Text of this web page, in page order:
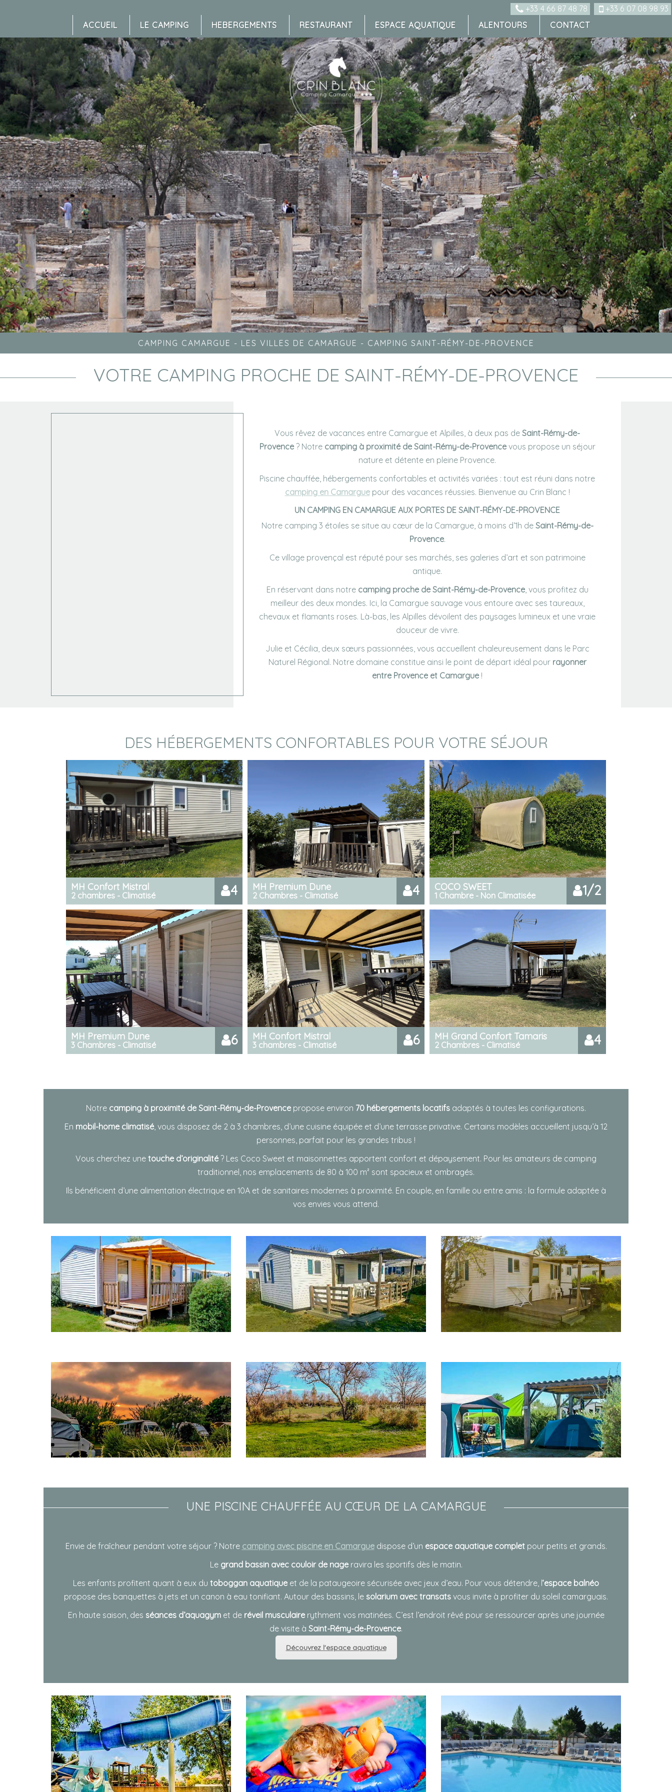
+33 4 66 87 48 78
+33 6 07 08 98 93
ACCUEIL
LE CAMPING HEBERGEMENTS RESTAURANT ESPACE AQUATIQUE ALENTOURS CONTACT
CAMPING CAMARGUE - LES VILLES DE CAMARGUE - CAMPING SAINT-RÉMY-DE-PROVENCE
VOTRE CAMPING PROCHE DE SAINT-RÉMY-DE-PROVENCE
Vous rêvez de vacances entre Camargue et Alpilles, à deux pas de Saint-Rémy-de-
Provence? Notre camping à proximité de Saint-Rémy-de-Provencevous propose un séjour
nature et détente en pleine Provence.
Piscine chauffée, hébergements confortables et activités variées : tout est réuni dans notre
camping en Camarguepour des vacances réussies. Bienvenue au Crin Blanc !
UN CAMPING EN CAMARGUE AUX PORTES DE SAINT-RÉMY-DE-PROVENCE
Notre camping 3 étoiles se situe au cœur de la Camargue, à moins d’1h de Saint-Rémy-de-
Provence.
Ce village provençal est réputé pour ses marchés, ses galeries d’art et son patrimoine
antique.
En réservant dans notre camping proche de Saint-Rémy-de-Provence, vous profitez du
meilleur des deux mondes. Ici, la Camargue sauvage vous entoure avec ses taureaux,
chevaux et flamants roses. Là-bas, les Alpilles dévoilent des paysages lumineux et une vraie
douceur de vivre.
Julie et Cécilia, deux sœurs passionnées, vous accueillent chaleureusement dans le Parc
Naturel Régional. Notre domaine constitue ainsi le point de départ idéal pour rayonner
entre Provence et Camargue !
DES HÉBERGEMENTS CONFORTABLES POUR VOTRE SÉJOUR
MH Confort Mistral
2 chambres - Climatisé 4 MH Premium Dune
2 Chambres - Climatisé 4 COCO SWEET
1 Chambre - Non Climatisée 1/2
MH Premium Dune
3 Chambres - Climatisé 6 MH Confort Mistral
3 chambres - Climatisé 6 MH Grand Confort Tamaris
2 Chambres - Climatisé 4
Notre camping à proximité de Saint-Rémy-de-Provence propose environ 70 hébergements locatifs adaptés à toutes les configurations.
En mobil-home climatisé , vous disposez de 2 à 3 chambres, d’une cuisine équipée et d’une terrasse privative. Certains modèles accueillent jusqu’à 12
personnes, parfait pour les grandes tribus !
Vous cherchez une touche d’originalité ? Les Coco Sweet et maisonnettes apportent confort et dépaysement. Pour les amateurs de camping
traditionnel, nos emplacements de 80 à 100 m² sont spacieux et ombragés.
Ils bénéficient d’une alimentation électrique en 10A et de sanitaires modernes à proximité. En couple, en famille ou entre amis : la formule adaptée à
vos envies vous attend.
UNE PISCINE CHAUFFÉE AU CŒUR DE LA CAMARGUE
Envie de fraîcheur pendant votre séjour ? Notre camping avec piscine en Camarguedispose d’un espace aquatique completpour petits et grands.
Legrand bassin avec couloir de nageravira les sportifs dès le matin.
Les enfants profitent quant à eux du toboggan aquatique et de la pataugeoire sécurisée avec jeux d’eau. Pour vous détendre, l ‘espace balnéo
propose des banquettes à jets et un canon à eau tonifiant. Autour des bassins, le solarium avec transats vous invite à profiter du soleil camarguais.
En haute saison, des séances d’aquagym et de réveil musculaire rythment vos matinées. C’est l’endroit rêvé pour se ressourcer après une journée
de visite à Saint-Rémy-de-Provence.
Découvrez l'espace aquatique